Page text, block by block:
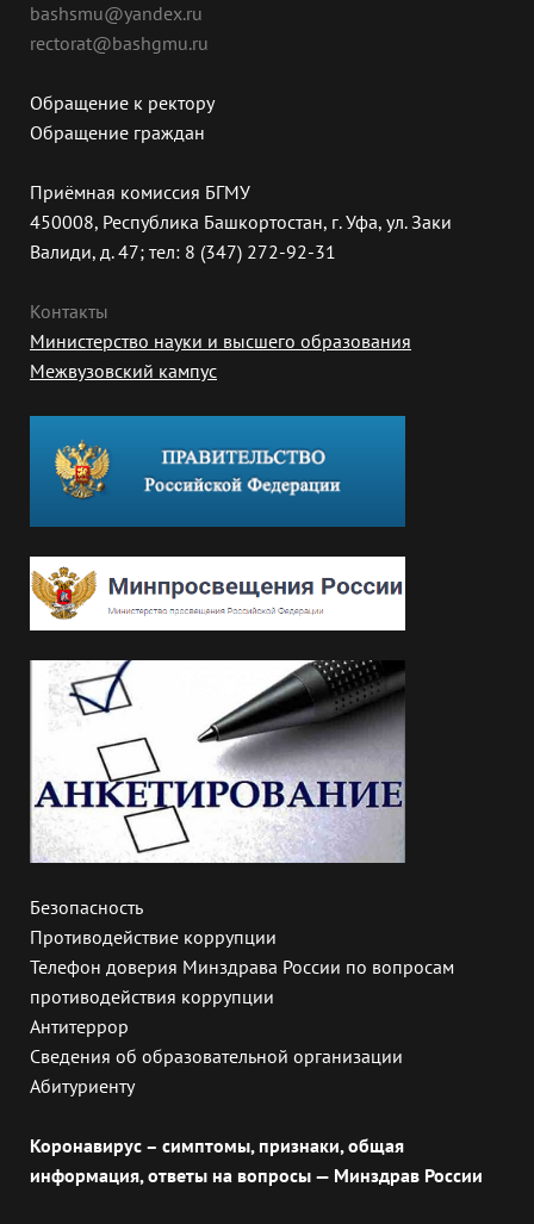
bashsmu@yandex.ru
rectorat@bashgmu.ru
Обращение к ректору
Обращение граждан
Приёмная комиссия БГМУ
450008, Республика Башкортостан, г. Уфа, ул. Заки
Валиди, д. 47; тел: 8 (347) 272-92-31
Контакты
Министерство науки и высшего образования
Межвузовский кампус
Безопасность
Противодействие коррупции
Телефон доверия Минздрава России по вопросам
противодействия коррупции
Антитеррор
Сведения об образовательной организации
Абитуриенту
Коронавирус – симптомы, признаки, общая
информация, ответы на вопросы — Минздрав России